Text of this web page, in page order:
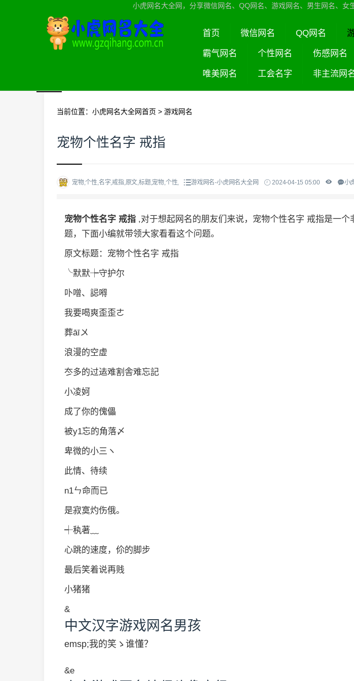
小虎网名大全网，分享微信网名、QQ网名、游戏网名、男生网名、女
首页 微信网名 QQ网名
霸气网名 个性网名 伤感网名
唯美网名 工会名字 非主流网
当前位置： 小虎网名大全网首页 > 游戏网名
宠物个性名字 戒指
宠物,个性,名字,戒指,原文,标题,宠物,个性, 游戏网名-小虎网名大全网 2024-04-15 05:00 小
宠物个性名字 戒指 ,对于想起网名的朋友们来说，宠物个性名字 戒指是一个
题，下面小编就带领大家看看这个问题。
原文标题：宠物个性名字 戒指
╰默默┾守护尔
卟噌、誋嘚
我要喝爽歪歪ㄜ
葬āī〤
浪漫的空虚
冭多的过迲难割舎难忘記
小凌妸
成了你的傀儡
被y1忘的角落〆
卑微的小三ヽ
此情、待续
n1ㄣ命而已
是寂寞灼伤俄。
┽秇著﹏
心跳的速度，伱的脚步
最后笑着说再贱
小猪猪
&
中文汉字游戏网名男孩
emsp;我的笑ゝ谁懂？
&e